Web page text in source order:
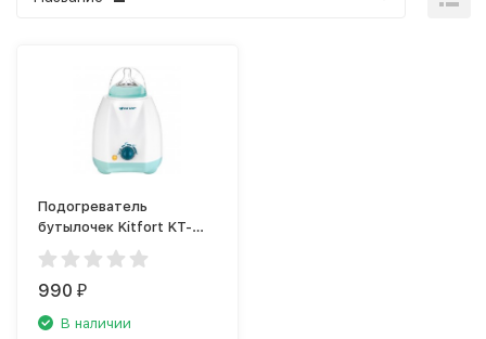
Подогреватель
бутылочек Kitfort KT-
2307
990₽
В наличии